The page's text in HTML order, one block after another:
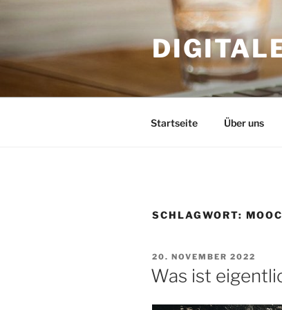
Startseite Über uns
SCHLAGWORT: MOOC
POSTED
ON
20. NOVEMBER 2022
Was ist